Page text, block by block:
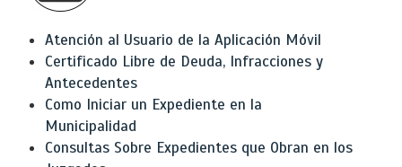
Atención al Usuario de la Aplicación Móvil
Certificado Libre de Deuda, Infracciones y
Antecedentes
Como Iniciar un Expediente en la
Municipalidad
Consultas Sobre Expedientes que Obran en los